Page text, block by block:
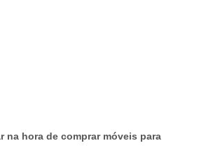
na hora de comprar móveis para